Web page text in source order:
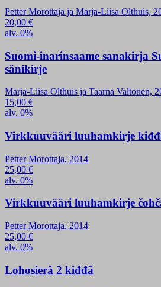
Petter Morottaja ja Marja-Liisa Olthuis,
20,00 €
alv. 0%
Suomi-inarinsaame sanakirja
sänikirje
Marja-Liisa Olthuis ja Taarna Valtonen,
15,00 €
alv. 0%
Virkkuuvääri luuhamkirje
Petter Morottaja, 2014
25,00 €
alv. 0%
Virkkuuvääri luuhamkirje
Petter Morottaja, 2014
25,00 €
alv. 0%
Lohosierâ 2 kiđđâ